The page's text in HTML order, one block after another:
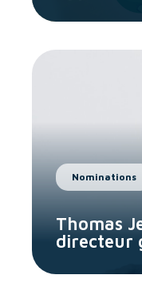
Nominations
Thomas
directeur